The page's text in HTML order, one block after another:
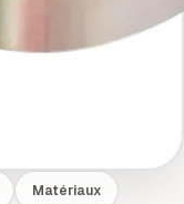
Matériaux